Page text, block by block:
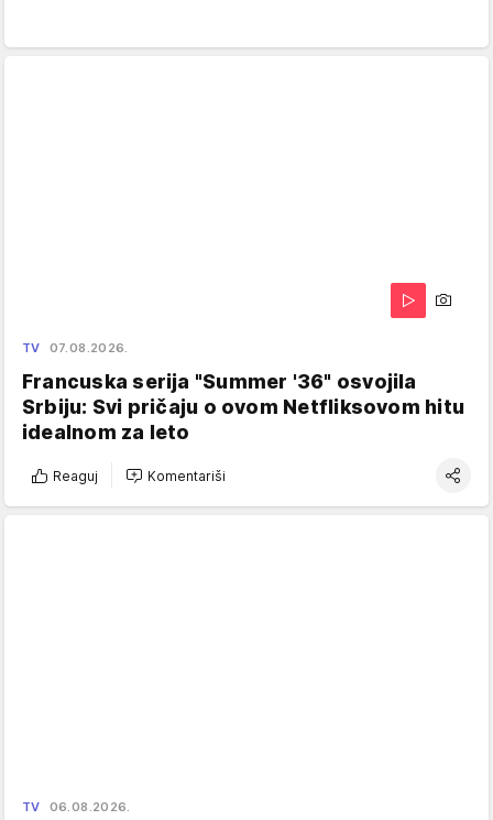
TV 07.08.2026.
Francuska serija "Summer '36" osvojila
Srbiju: Svi pričaju o ovom Netfliksovom hitu
idealnom za leto
Reaguj Komentariši
TV 06.08.2026.